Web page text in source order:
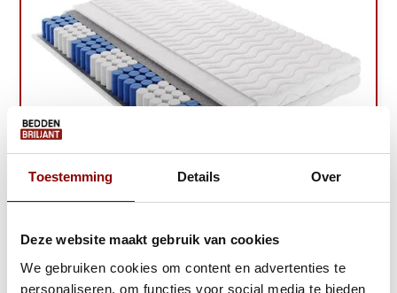
Toestemming Details Over
Deze website maakt gebruik van cookies
We gebruiken cookies om content en advertenties te
personaliseren, om functies voor social media te bieden
Matras Pocketvering Polyether 21 tot 25 ...
1 tot 2 werkdagen